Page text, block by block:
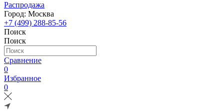
Распродажа
Город: Москва
+7 (499) 288-85-56
Поиск
Поиск
Сравнение
0
Избранное
0